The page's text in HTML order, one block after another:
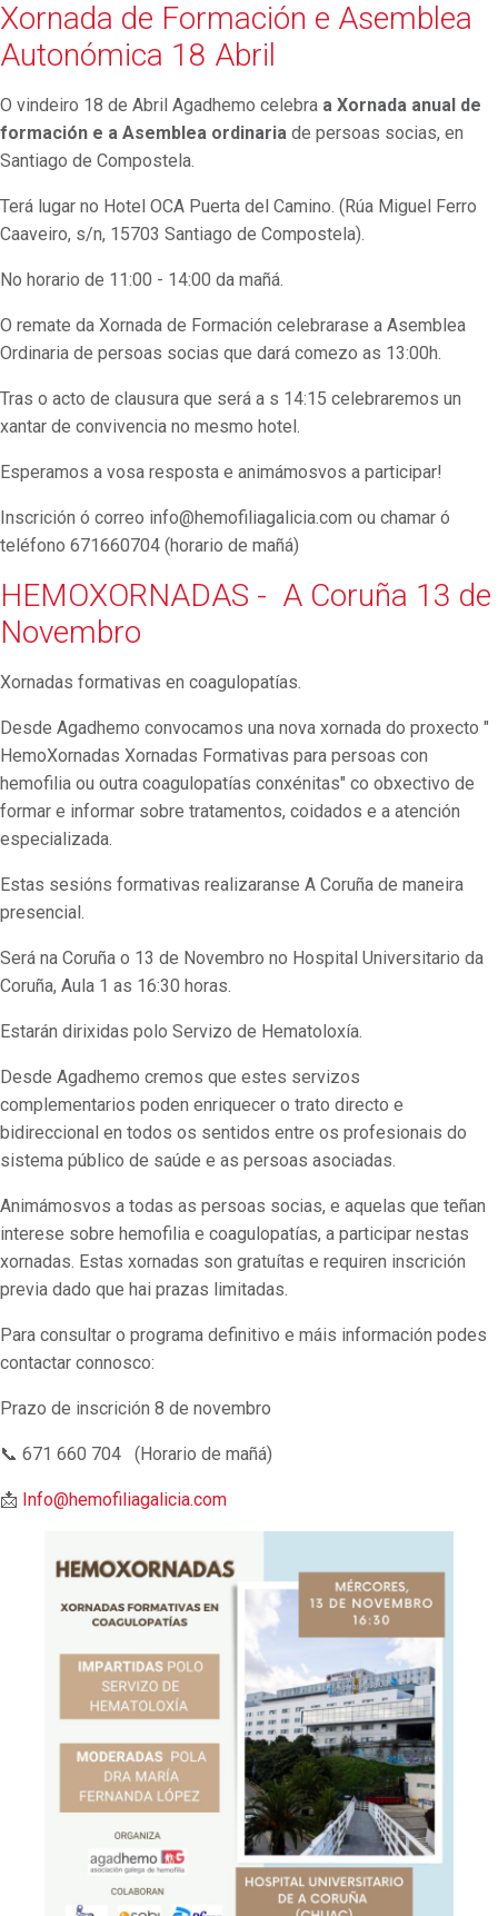
Xornada de Formación e Asemblea
Autonómica 18 Abril
O vindeiro 18 de Abril Agadhemo celebra a Xornada anual de
formación e a Asemblea ordinaria de persoas socias, en
Santiago de Compostela.
Terá lugar no Hotel OCA Puerta del Camino. (Rúa Miguel Ferro
Caaveiro, s/n, 15703 Santiago de Compostela).
No horario de 11:00 - 14:00 da mañá.
O remate da Xornada de Formación celebrarase a Asemblea
Ordinaria de persoas socias que dará comezo as 13:00h.
Tras o acto de clausura que será a s 14:15 celebraremos un
xantar de convivencia no mesmo hotel.
Esperamos a vosa resposta e animámosvos a participar!
Inscrición ó correo info@hemofiliagalicia.com ou chamar ó
teléfono 671660704 (horario de mañá)
HEMOXORNADAS - A Coruña 13 de
Novembro
Xornadas formativas en coagulopatías.
Desde Agadhemo convocamos una nova xornada do proxecto "
HemoXornadas Xornadas Formativas para persoas con
hemofilia ou outra coagulopatías conxénitas" co obxectivo de
formar e informar sobre tratamentos, coidados e a atención
especializada.
Estas sesións formativas realizaranse A Coruña de maneira
presencial.
Será na Coruña o 13 de Novembro no Hospital Universitario da
Coruña, Aula 1 as 16:30 horas.
Estarán dirixidas polo Servizo de Hematoloxía.
Desde Agadhemo cremos que estes servizos
complementarios poden enriquecer o trato directo e
bidireccional en todos os sentidos entre os profesionais do
sistema público de saúde e as persoas asociadas.
Animámosvos a todas as persoas socias, e aquelas que teñan
interese sobre hemofilia e coagulopatías, a participar nestas
xornadas. Estas xornadas son gratuítas e requiren inscrición
previa dado que hai prazas limitadas.
Para consultar o programa definitivo e máis información podes
contactar connosco:
Prazo de inscrición 8 de novembro
📞 671 660 704 (Horario de mañá)
📩 Info@hemofiliagalicia.com